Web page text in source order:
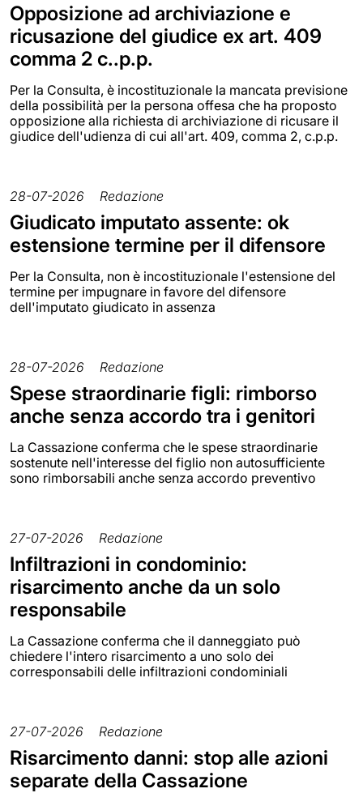
Opposizione ad archiviazione e
ricusazione del giudice ex art. 409
comma 2 c..p.p.
Per la Consulta, è incostituzionale la mancata previsione
della possibilità per la persona offesa che ha proposto
opposizione alla richiesta di archiviazione di ricusare il
giudice dell'udienza di cui all'art. 409, comma 2, c.p.p.
28-07-2026 Redazione
Giudicato imputato assente: ok
estensione termine per il difensore
Per la Consulta, non è incostituzionale l'estensione del
termine per impugnare in favore del difensore
dell'imputato giudicato in assenza
28-07-2026 Redazione
Spese straordinarie figli: rimborso
anche senza accordo tra i genitori
La Cassazione conferma che le spese straordinarie
sostenute nell'interesse del figlio non autosufficiente
sono rimborsabili anche senza accordo preventivo
27-07-2026 Redazione
Infiltrazioni in condominio:
risarcimento anche da un solo
responsabile
La Cassazione conferma che il danneggiato può
chiedere l'intero risarcimento a uno solo dei
corresponsabili delle infiltrazioni condominiali
27-07-2026 Redazione
Risarcimento danni: stop alle azioni
separate della Cassazione